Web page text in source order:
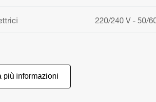
220/240 V - 50/
più informazioni